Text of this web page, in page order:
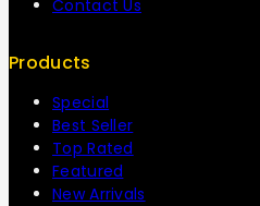
Contact Us
Products
Special
Best Seller
Top Rated
Featured
New Arrivals